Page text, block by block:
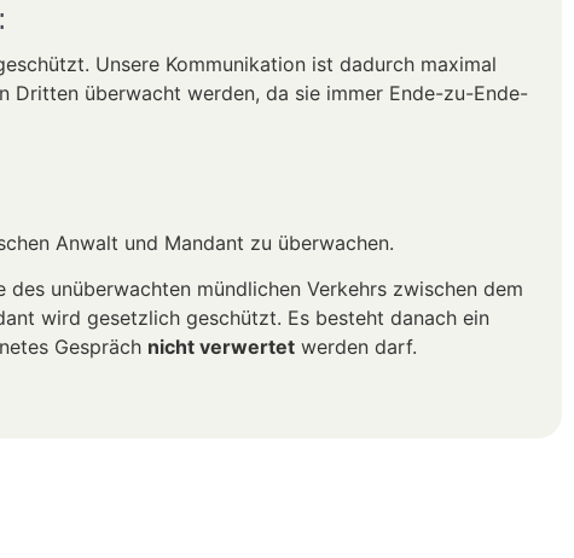
Unsere Kommunikation ist dadurch maximal
Dritten überwacht werden, da sie immer Ende-zu-Ende-
Anwalt und Mandant zu überwachen.
unüberwachten mündlichen Verkehrs zwischen dem
wird gesetzlich geschützt. Es besteht danach ein
Gespräch nicht verwertet werden darf.